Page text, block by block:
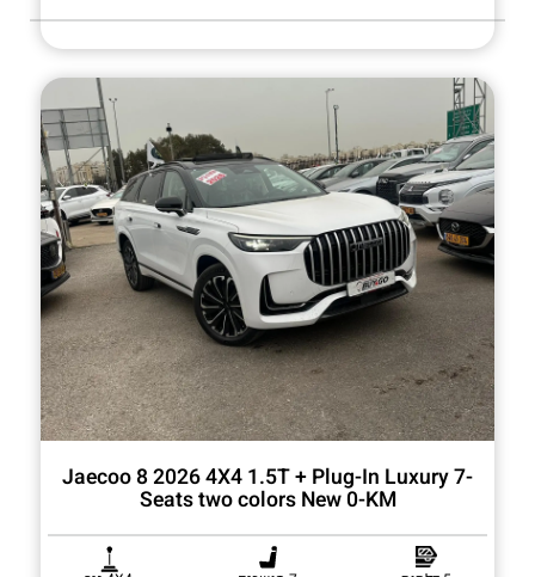
Jaecoo 8 2026 4X4 1.5T + Plug-In Luxury 7-
Seats two colors New 0-KM